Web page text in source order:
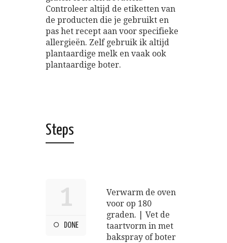
Controleer altijd de etiketten van
de producten die je gebruikt en
pas het recept aan voor specifieke
allergieën. Zelf gebruik ik altijd
plantaardige melk en vaak ook
plantaardige boter.
Steps
1
DONE
Verwarm de oven
voor op 180
graden. | Vet de
taartvorm in met
bakspray of boter